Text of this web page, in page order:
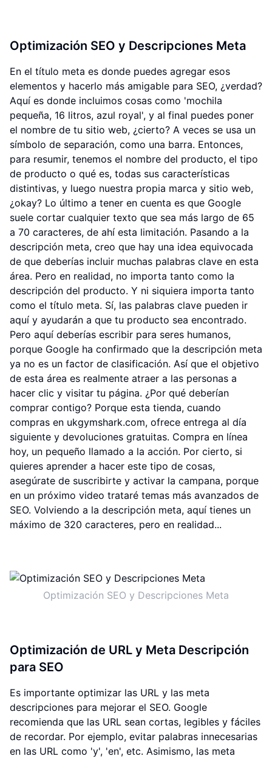
Optimización SEO y Descripciones Meta
En el título meta es donde puedes agregar esos
elementos y hacerlo más amigable para SEO, ¿verdad?
Aquí es donde incluimos cosas como 'mochila
pequeña, 16 litros, azul royal', y al final puedes poner
el nombre de tu sitio web, ¿cierto? A veces se usa un
símbolo de separación, como una barra. Entonces,
para resumir, tenemos el nombre del producto, el tipo
de producto o qué es, todas sus características
distintivas, y luego nuestra propia marca y sitio web,
¿okay? Lo último a tener en cuenta es que Google
suele cortar cualquier texto que sea más largo de 65
a 70 caracteres, de ahí esta limitación. Pasando a la
descripción meta, creo que hay una idea equivocada
de que deberías incluir muchas palabras clave en esta
área. Pero en realidad, no importa tanto como la
descripción del producto. Y ni siquiera importa tanto
como el título meta. Sí, las palabras clave pueden ir
aquí y ayudarán a que tu producto sea encontrado.
Pero aquí deberías escribir para seres humanos,
porque Google ha confirmado que la descripción meta
ya no es un factor de clasificación. Así que el objetivo
de esta área es realmente atraer a las personas a
hacer clic y visitar tu página. ¿Por qué deberían
comprar contigo? Porque esta tienda, cuando
compras en ukgymshark.com, ofrece entrega al día
siguiente y devoluciones gratuitas. Compra en línea
hoy, un pequeño llamado a la acción. Por cierto, si
quieres aprender a hacer este tipo de cosas,
asegúrate de suscribirte y activar la campana, porque
en un próximo video trataré temas más avanzados de
SEO. Volviendo a la descripción meta, aquí tienes un
máximo de 320 caracteres, pero en realidad...
Optimización SEO y Descripciones Meta
Optimización de URL y Meta Descripción
para SEO
Es importante optimizar las URL y las meta
descripciones para mejorar el SEO. Google
recomienda que las URL sean cortas, legibles y fáciles
de recordar. Por ejemplo, evitar palabras innecesarias
en las URL como 'y', 'en', etc. Asimismo, las meta